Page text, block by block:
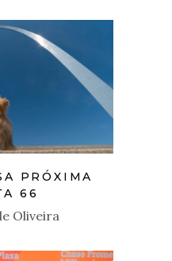
PRÓXIMA
66
Oliveira